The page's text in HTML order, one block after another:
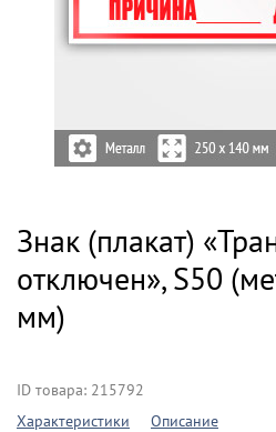
Знак (плакат)
отключен», S50
мм)
ID товара: 215792
Характеристики
Описание